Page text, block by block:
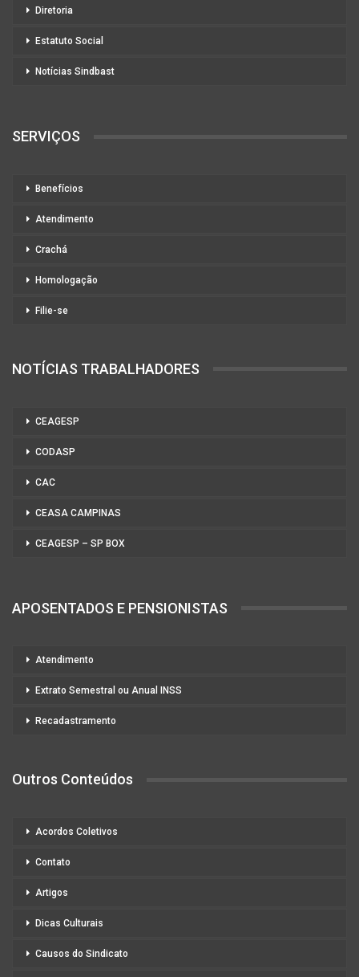
Diretoria
Estatuto Social
Notícias Sindbast
SERVIÇOS
Benefícios
Atendimento
Crachá
Homologação
Filie-se
NOTÍCIAS TRABALHADORES
CEAGESP
CODASP
CAC
CEASA CAMPINAS
CEAGESP – SP BOX
APOSENTADOS E PENSIONISTAS
Atendimento
Extrato Semestral ou Anual INSS
Recadastramento
Outros Conteúdos
Acordos Coletivos
Contato
Artigos
Dicas Culturais
Causos do Sindicato